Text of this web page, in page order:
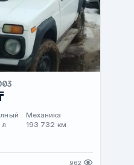
л
Механика
193 732 км
962